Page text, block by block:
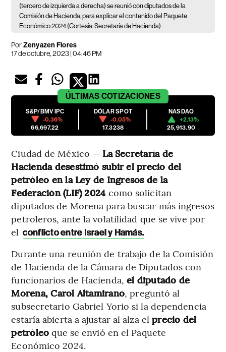
(tercero de izquierda a derecha) se reunió con diputados de la
Comisión de Hacienda, para explicar el contenido del Paquete
Económico 2024 (Cortesía: Secretaría de Hacienda)
PorZenyazen Flores
17 de octubre, 2023 | 04:46 PM
ÚLTIMAS COTIZACIONES
S&P/BMV IPC
-0.36%
66,697.22
DÓLAR SPOT
-0.05%
17.3238
NASDAQ
+2.13%
25,913.90
Ciudad de México — La Secretaría de
Hacienda desestimó subir el precio del
petróleo en la Ley de Ingresos de la
Federación (LIF) 2024 como solicitan
diputados de Morena para buscar más ingresos
petroleros, ante la volatilidad que se vive por
el conflicto entre Israel y Hamás.
Durante una reunión de trabajo de la Comisión
de Hacienda de la Cámara de Diputados con
funcionarios de Hacienda, el diputado de
Morena, Carol Altamirano, preguntó al
subsecretario Gabriel Yorio si la dependencia
estaría abierta a ajustar al alza el precio del
petróleo que se envió en el Paquete
Económico 2024.